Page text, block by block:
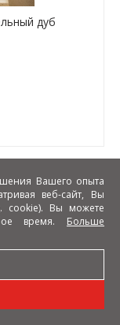
дуб
Вашего опыта
веб-сайт, Вы
cookie). Вы можете
время. Больше